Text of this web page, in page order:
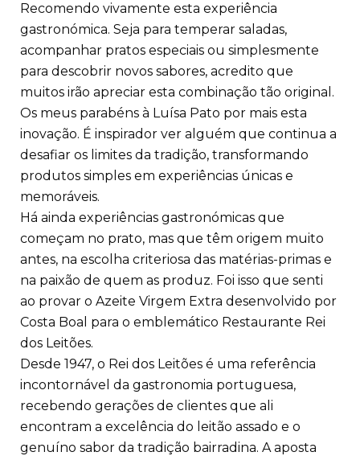
Recomendo vivamente esta experiência
gastronómica. Seja para temperar saladas,
acompanhar pratos especiais ou simplesmente
para descobrir novos sabores, acredito que
muitos irão apreciar esta combinação tão original.
Os meus parabéns à Luísa Pato por mais esta
inovação. É inspirador ver alguém que continua a
desafiar os limites da tradição, transformando
produtos simples em experiências únicas e
memoráveis.
Há ainda experiências gastronómicas que
começam no prato, mas que têm origem muito
antes, na escolha criteriosa das matérias-primas e
na paixão de quem as produz. Foi isso que senti
ao provar o Azeite Virgem Extra desenvolvido por
Costa Boal para o emblemático Restaurante Rei
dos Leitões.
Desde 1947, o Rei dos Leitões é uma referência
incontornável da gastronomia portuguesa,
recebendo gerações de clientes que ali
encontram a excelência do leitão assado e o
genuíno sabor da tradição bairradina. A aposta